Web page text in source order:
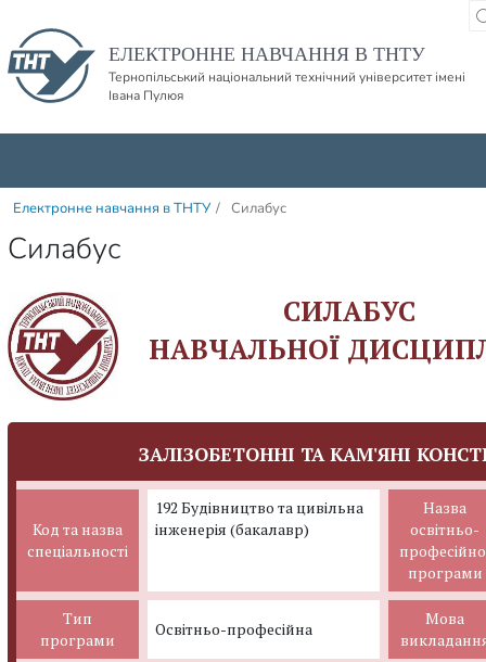
ЕЛЕКТРОННЕ НАВЧАННЯ В ТНТУ
Тернопільський національний технічний університет імені
Івана Пулюя
Електронне навчання в ТНТУ / Силабус
Силабус
СИЛАБУС
НАВЧАЛЬНОЇ
ЗАЛІЗОБЕТОННІ ТА КАМ'ЯНІ
Код та назва
спеціальності
Назва
освітньо-
програми
192 Будівництво та цивільна
інженерія (бакалавр)
Тип
програми
Освітньо-професійна
Мова